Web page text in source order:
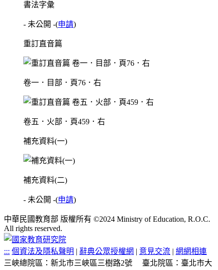
書法字彙
- 未公開 -(申請)
重訂直音篇
卷一．目部．頁76．右
卷五．火部．頁459．右
補充資料(一)
補充資料(二)
- 未公開 -(申請)
中華民國教育部 版權所有 ©2024 Ministry of Education, R.O.C.
All rights reserved.
::: 個資法及隱私聲明 | 辭典公眾授權網 | 意見交流 | 網網相連
三峽總院區：新北市三峽區三樹路2號
臺北院區：臺北市大